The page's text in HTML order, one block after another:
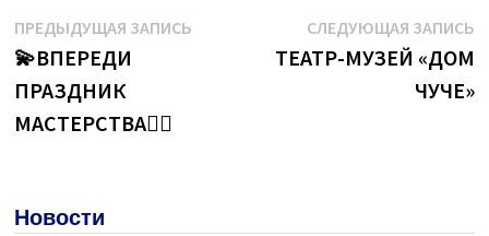
Навигация
по
записям
ПРЕДЫДУЩАЯ ЗАПИСЬПредыдущая
💫ВПЕРЕДИ
ПРАЗДНИК
МАСТЕРСТВА👍🏻
СЛЕДУЮЩАЯ ЗАПИСЬ
ТЕАТР-МУЗЕЙ «ДОМ
ЧУЧЕ»
Новости